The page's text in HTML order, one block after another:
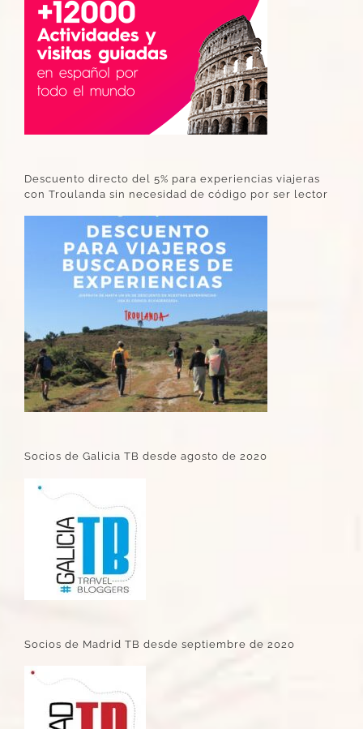
Descuento directo del 5% para experiencias viajeras
con Troulanda sin necesidad de código por ser lector
Socios de Galicia TB desde agosto de 2020
Socios de Madrid TB desde septiembre de 2020